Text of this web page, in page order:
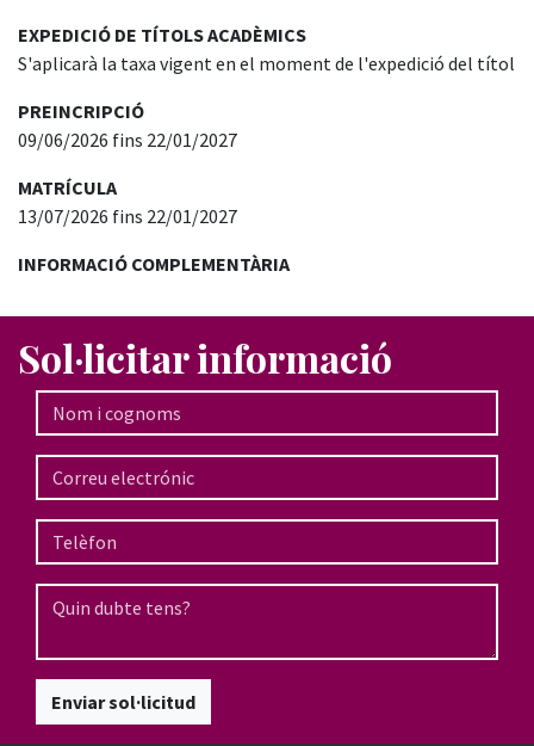
EXPEDICIÓ DE TÍTOLS ACADÈMICS
S'aplicarà la taxa vigent en el moment de l'expedició del títol
PREINCRIPCIÓ
09/06/2026 fins 22/01/2027
MATRÍCULA
13/07/2026 fins 22/01/2027
INFORMACIÓ COMPLEMENTÀRIA
Sol·licitar informació
Enviar sol·licitud